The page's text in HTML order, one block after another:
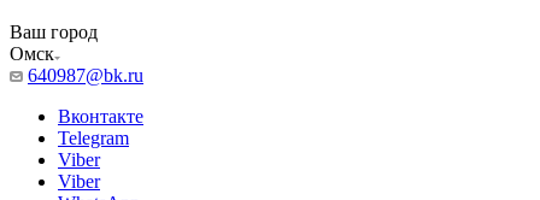
Ваш город
Омск
640987@bk.ru
Вконтакте
Telegram
Viber
Viber